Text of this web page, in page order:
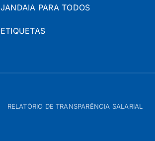
JANDAIA PARA TODOS
ETIQUETAS
RELATÓRIO DE TRANSPARÊNCIA SALARIAL